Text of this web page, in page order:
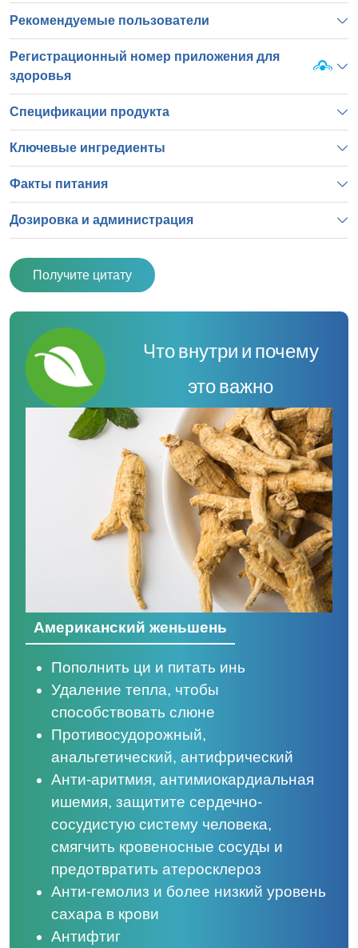
Рекомендуемые пользователи
Регистрационный номер приложения для
здоровья
Спецификации продукта
Ключевые ингредиенты
Факты питания
Дозировка и администрация
Получите цитату
Что внутри и почему
это важно
Американский женьшень
Пополнить ци и питать инь
Удаление тепла, чтобы
способствовать слюне
Противосудорожный,
анальгетический, антифрический
Анти-аритмия, антимиокардиальная
ишемия, защитите сердечно-
сосудистую систему человека,
смягчить кровеносные сосуды и
предотвратить атеросклероз
Анти-гемолиз и более низкий уровень
сахара в крови
Антифтиг